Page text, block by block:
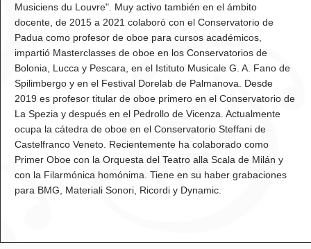
Musiciens du Louvre". Muy activo también en el ámbito
docente, de 2015 a 2021 colaboró con el Conservatorio de
Padua como profesor de oboe para cursos académicos,
impartió Masterclasses de oboe en los Conservatorios de
Bolonia, Lucca y Pescara, en el Istituto Musicale G. A. Fano de
Spilimbergo y en el Festival Dorelab de Palmanova. Desde
2019 es profesor titular de oboe primero en el Conservatorio de
La Spezia y después en el Pedrollo de Vicenza. Actualmente
ocupa la cátedra de oboe en el Conservatorio Steffani de
Castelfranco Veneto. Recientemente ha colaborado como
Primer Oboe con la Orquesta del Teatro alla Scala de Milán y
con la Filarmónica homónima. Tiene en su haber grabaciones
para BMG, Materiali Sonori, Ricordi y Dynamic.